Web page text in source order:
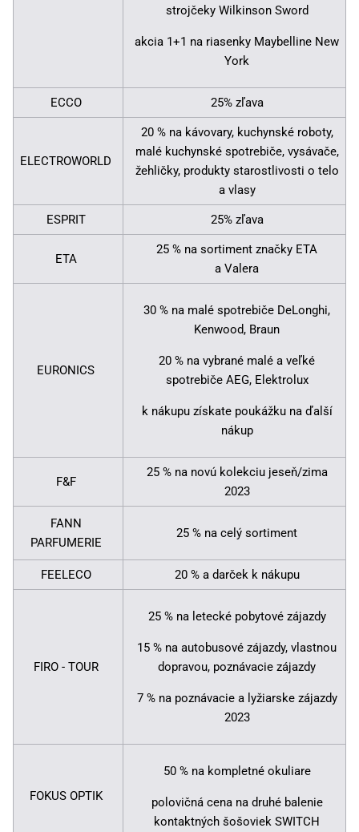
strojčeky Wilkinson Sword
akcia 1+1 na riasenky Maybelline New
York
ECCO 25% zľava
ELECTROWORLD
20 % na kávovary, kuchynské roboty,
malé kuchynské spotrebiče, vysávače,
žehličky, produkty starostlivosti o telo
a vlasy
ESPRIT 25% zľava
ETA
25 % na sortiment značky ETA
a Valera
EURONICS
30 % na malé spotrebiče DeLonghi,
Kenwood, Braun
20 % na vybrané malé a veľké
spotrebiče AEG, Elektrolux
k nákupu získate poukážku na ďalší
nákup
F&F
25 % na novú kolekciu jeseň/zima
2023
FANN
PARFUMERIE
25 % na celý sortiment
FEELECO 20 % a darček k nákupu
FIRO - TOUR
25 % na letecké pobytové zájazdy
15 % na autobusové zájazdy, vlastnou
dopravou, poznávacie zájazdy
7 % na poznávacie a lyžiarske zájazdy
2023
FOKUS OPTIK
50 % na kompletné okuliare
polovičná cena na druhé balenie
kontaktných šošoviek SWITCH